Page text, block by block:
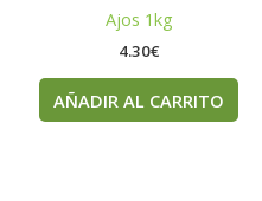
Ajos 1kg
4.30€
AÑADIR AL CARRITO